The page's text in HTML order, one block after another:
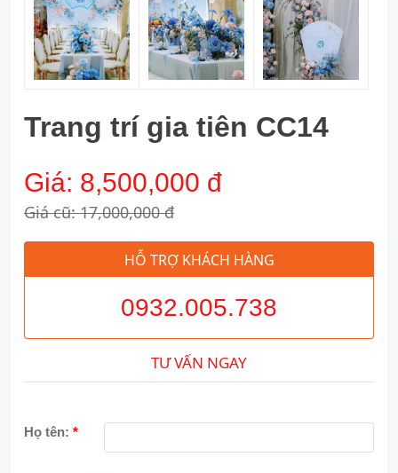
Trang trí gia tiên CC14
Giá: 8,500,000 đ
Giá cũ: 17,000,000 đ
HỖ TRỢ KHÁCH HÀNG
0932.005.738
TƯ VẤN NGAY
Họ tên: *